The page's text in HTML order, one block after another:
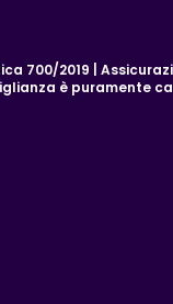
700/2019 |
è puramente